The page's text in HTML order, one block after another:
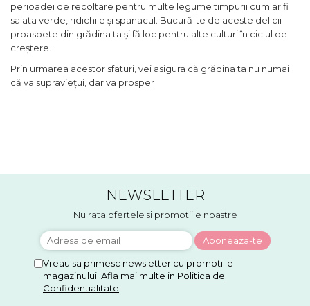
perioadei de recoltare pentru multe legume timpurii cum ar fi
salata verde, ridichile și spanacul. Bucură-te de aceste delicii
proaspete din grădina ta și fă loc pentru alte culturi în ciclul de
creștere.
Prin urmarea acestor sfaturi, vei asigura că grădina ta nu numai
că va supraviețui, dar va prosper
NEWSLETTER
Nu rata ofertele si promotiile noastre
Vreau sa primesc newsletter cu promotiile
magazinului. Afla mai multe in Politica de
Confidentialitate